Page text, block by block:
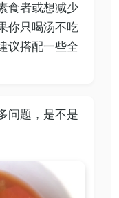
食者或想减少
你只喝汤不吃
议搭配一些全
问题，是不是